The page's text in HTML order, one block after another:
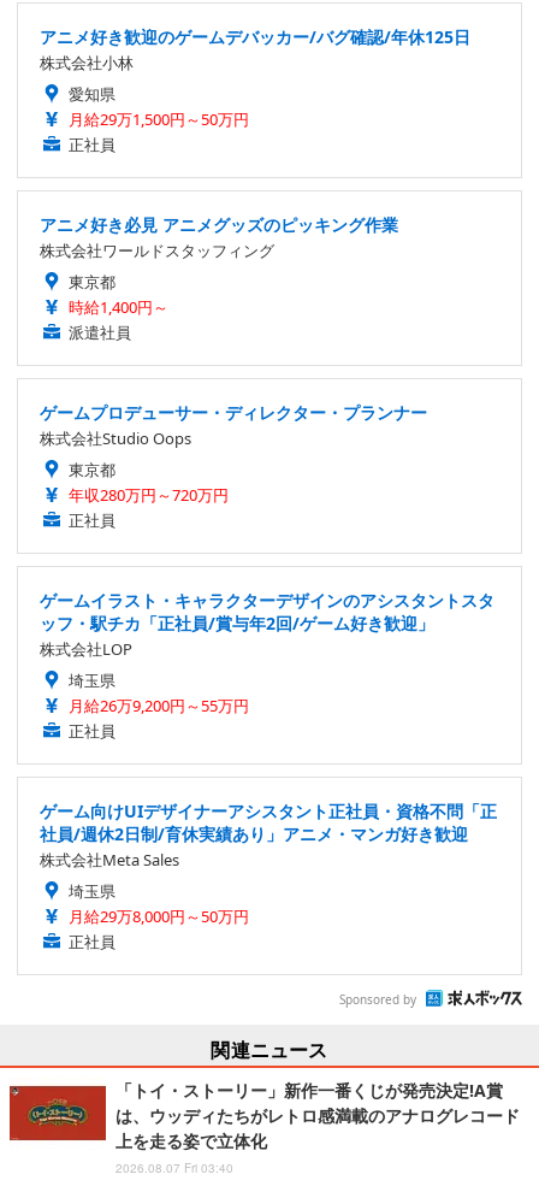
アニメ好き歓迎のゲームデバッカー/バグ確認/年休125日
株式会社小林
愛知県
月給29万1,500円～50万円
正社員
アニメ好き必見 アニメグッズのピッキング作業
株式会社ワールドスタッフィング
東京都
時給1,400円～
派遣社員
ゲームプロデューサー・ディレクター・プランナー
株式会社Studio Oops
東京都
年収280万円～720万円
正社員
ゲームイラスト・キャラクターデザインのアシスタントスタ
ッフ・駅チカ「正社員/賞与年2回/ゲーム好き歓迎」
株式会社LOP
埼玉県
月給26万9,200円～55万円
正社員
ゲーム向けUIデザイナーアシスタント正社員・資格不問「正
社員/週休2日制/育休実績あり」アニメ・マンガ好き歓迎
株式会社Meta Sales
埼玉県
月給29万8,000円～50万円
正社員
Sponsored by
関連ニュース
「トイ・ストーリー」新作一番くじが発売決定!A賞
は、ウッディたちがレトロ感満載のアナログレコード
上を走る姿で立体化
2026.08.07 Fri 03:40